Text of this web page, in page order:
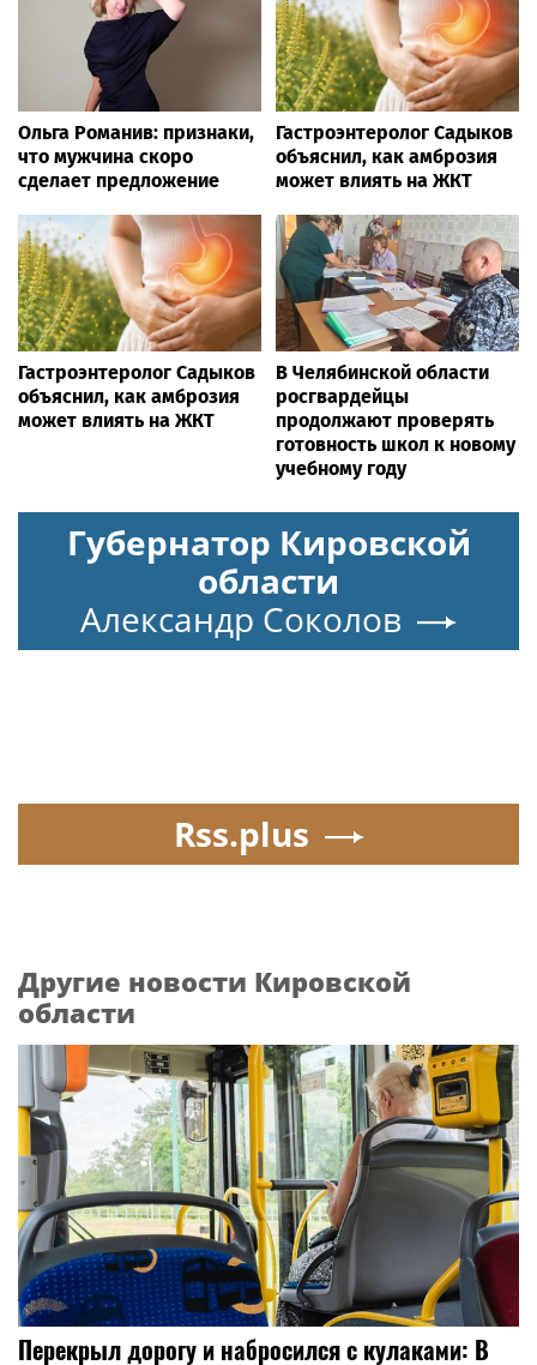
Ольга Романив: признаки,
что мужчина скоро
сделает предложение
Гастроэнтеролог Садыков
объяснил, как амброзия
может влиять на ЖКТ
Гастроэнтеролог Садыков
объяснил, как амброзия
может влиять на ЖКТ
В Челябинской области
росгвардейцы
продолжают проверять
готовность школ к новому
учебному году
Губернатор Кировской
области
Александр Соколов
Rss.plus
Другие новости Кировской
области
Перекрыл дорогу и набросился с кулаками: В